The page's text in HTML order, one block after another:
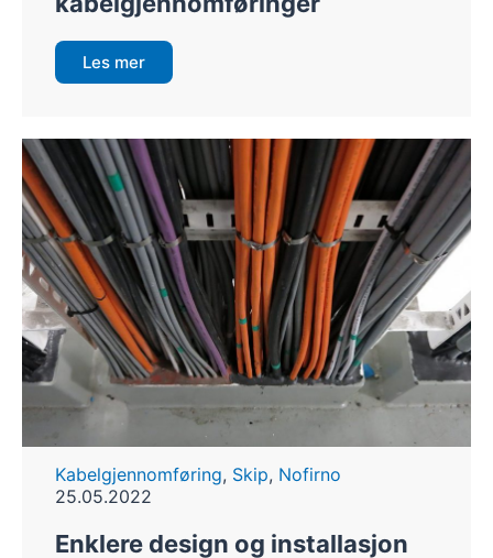
Les mer
Kabelgjennomføring, Skip, Nofirno
25.05.2022
Enklere design og installasjon